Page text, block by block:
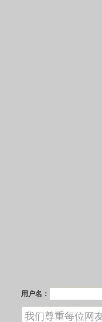
用户名：